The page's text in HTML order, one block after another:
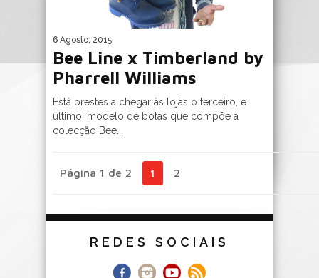
6 Agosto, 2015
Bee Line x Timberland by
Pharrell Williams
Está prestes a chegar às lojas o terceiro, e
último, modelo de botas que compõe a
colecção Bee...
Página 1 de 2 1 2
REDES SOCIAIS